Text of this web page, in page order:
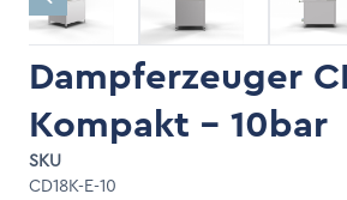
Dampferzeuger
Kompakt - 10bar
SKU
CD18K-E-10